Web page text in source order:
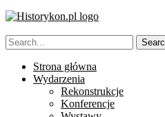
Strona główna
Wydarzenia
Rekonstrukcje
Konferencje